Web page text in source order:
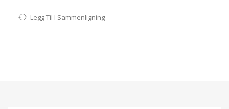
Legg Til I Sammenligning